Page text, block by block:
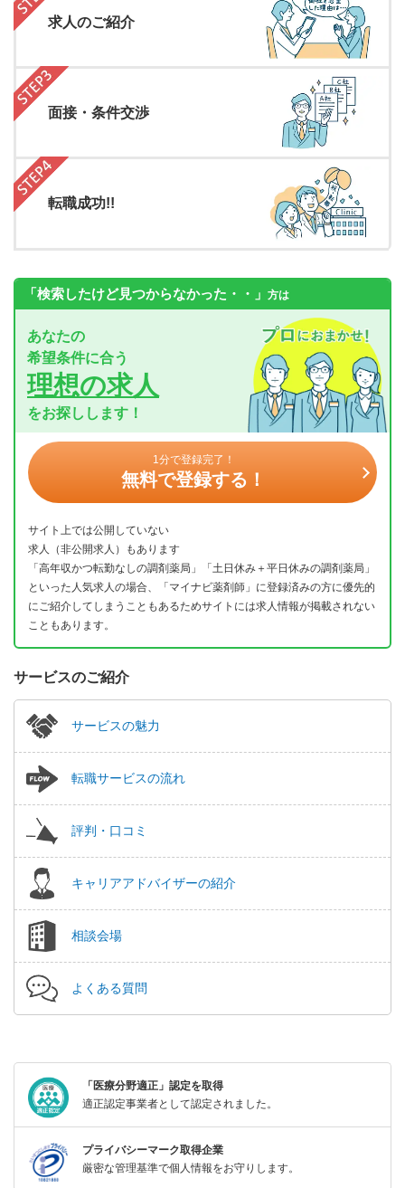
求人のご紹介
面接・条件交渉
転職成功!!
「検索したけど見つからなかった・・」 方は
あなたの
希望条件に合う
理想の求人
をお探しします！
1分で登録完了！
無料で登録する！
サイト上では公開していない
求人（非公開求人）もあります
「高年収かつ転勤なしの調剤薬局」「土日休み＋平日休みの調剤薬局」
といった人気求人の場合、「マイナビ薬剤師」に登録済みの方に優先的
にご紹介してしまうこともあるためサイトには求人情報が掲載されない
こともあります。
サービスのご紹介
サービスの魅力
転職サービスの流れ
評判・口コミ
キャリアアドバイザーの紹介
相談会場
よくある質問
「医療分野適正」認定を取得
適正認定事業者として認定されました。
プライバシーマーク取得企業
厳密な管理基準で個人情報をお守りします。